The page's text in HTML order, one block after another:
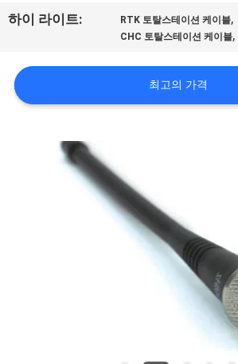
행
품
질
하이 라이트: RTK 토탈스테이션 케이블,
CHC 토탈스테이션 케이블,
최고의 가격